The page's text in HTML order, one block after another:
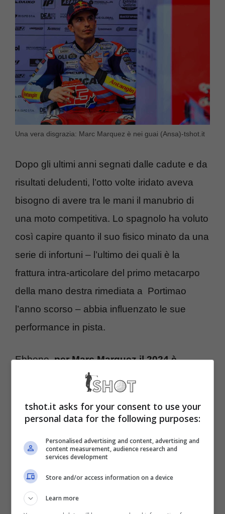
Una vera disgrazia: Marc Marquez è nei guai (Ansa)-tshot.it
Dopo gli ultimi anni segnati dalle cadute e da
risultati deludenti, l’otto volte iridato aveva
bisogno di avere tra le mani il manubrio di
una moto competitiva. Lo spagnolo ha voluto
così capire quanto il suo fisico minato da una
serie di infortuni – l’ultimo dei quali è la
frattura intra-articolare del primo metacarpo
della mano destra rimediata a Portimao
l’anno scorso – abbia influenzato le sue
performance in pista.
Ebbene,per Marc Marquez il 2024 è
iniziato con un’incoraggiante doppia top-5
(gara e sprint race) in Qatar, che ha ospitato
il Gran Premio inaugurale del Mondiale. L’ex
non gli succedeva da tempo, come con un
pizzico di autoironia lo stesso driver di
Cervera ha sottolineato. Eppure i guai per
l’otto volte iridato non sono finiti. Anzi,
tshot.it asks for your consent to use your
personal data for the following purposes:
Personalised advertising and content, advertising and
content measurement, audience research and
services development
Store and/or access information on a device
Learn more